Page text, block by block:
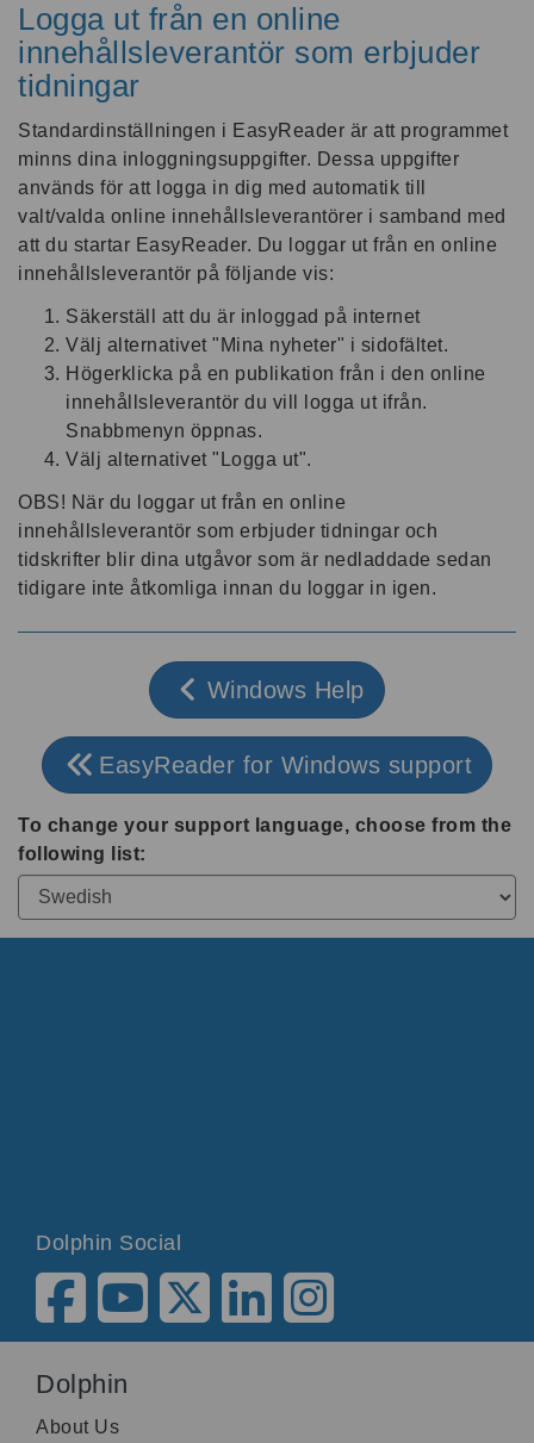
Logga ut från en online
innehållsleverantör som erbjuder
tidningar
Standardinställningen i EasyReader är att programmet
minns dina inloggningsuppgifter. Dessa uppgifter
används för att logga in dig med automatik till
valt/valda online innehållsleverantörer i samband med
att du startar EasyReader. Du loggar ut från en online
innehållsleverantör på följande vis:
Säkerställ att du är inloggad på internet
Välj alternativet "Mina nyheter" i sidofältet.
Högerklicka på en publikation från i den online
innehållsleverantör du vill logga ut ifrån.
Snabbmenyn öppnas.
Välj alternativet "Logga ut".
OBS! När du loggar ut från en online
innehållsleverantör som erbjuder tidningar och
tidskrifter blir dina utgåvor som är nedladdade sedan
tidigare inte åtkomliga innan du loggar in igen.
Windows Help
EasyReader for Windows support
To change your support language, choose from the
following list:
Dolphin Social
Dolphin
About Us